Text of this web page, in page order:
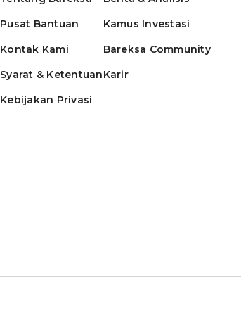
Pusat Bantuan
Kontak Kami
Syarat & Ketentuan
Kebijakan Privasi
Kamus Investasi
Bareksa Community
Karir